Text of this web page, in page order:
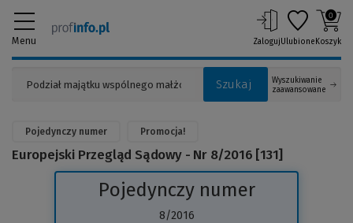
Menu
Szukaj
Wyszukiwanie
zaawansowane
ZalogujUlubione
0
Koszyk
Pojedynczy numer Promocja!
Europejski Przegląd Sądowy - Nr 8/2016 [131]
Pojedynczy numer
8/2016